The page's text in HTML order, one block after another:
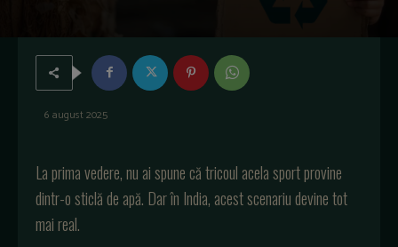
6 august 2025
La prima vedere, nu ai spune că tricoul acela sport provine
dintr-o sticlă de apă. Dar în India, acest scenariu devine tot
mai real.